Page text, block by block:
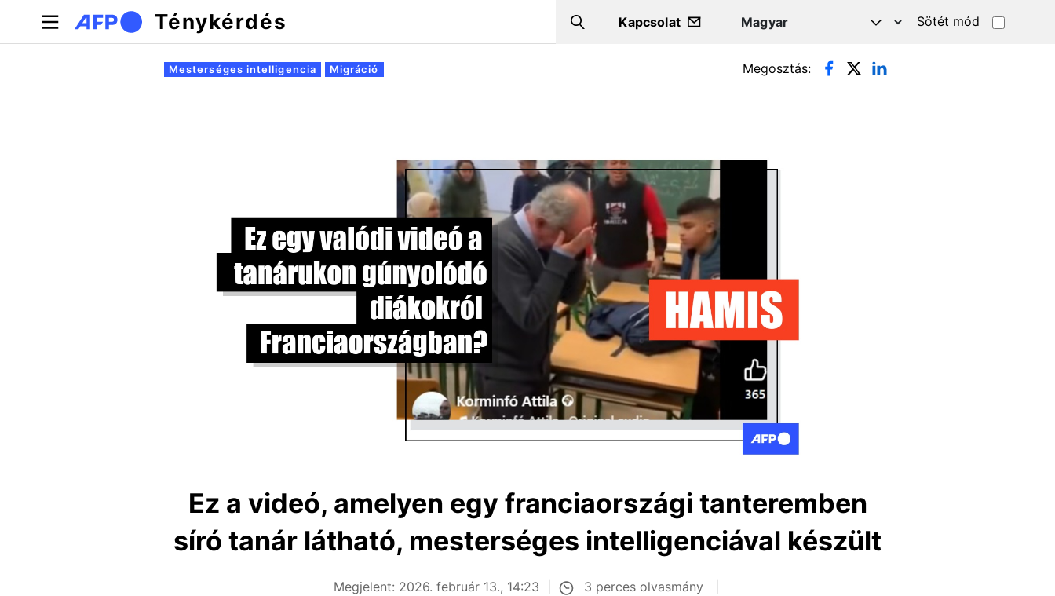
Ténykérdés Search
Kapcsolat Sötét mód
Elsődleges fülek
Mesterséges intelligencia Migráció Megosztás:
Ez a videó, amelyen egy franciaországi tanteremben
síró tanár látható, mesterséges intelligenciával készült
Megjelent: 2026. február 13., 14:23
3 perces olvasmány